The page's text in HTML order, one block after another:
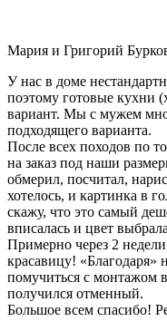
Мария и Григорий
У нас в доме
поэтому готовые кухни
вариант. Мы с мужем
подходящего варианта.
После всех походов по
на заказ под наши
обмерил, посчитал,
хотелось, и картинка в
скажу, что это самый
вписалась и цвет
Примерно через 2
красавицу!
помучиться с монтажом
получился отменный.
Большое всем спасибо!